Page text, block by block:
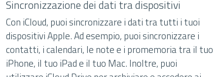
Sincronizzazione dei dati tra dispositivi
Con iCloud, puoi sincronizzare i dati tra tutti i tuoi
dispositivi Apple. Ad esempio, puoi sincronizzare i
contatti, i calendari, le note e i promemoria tra il tuo
iPhone, il tuo iPad e il tuo Mac. Inoltre, puoi